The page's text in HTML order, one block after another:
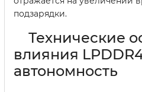
подзарядки.
Технические
влияния
автономность